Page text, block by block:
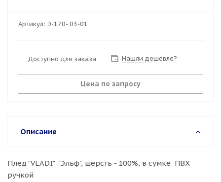
Артикул: Э-170- 03-01
Доступно для заказа Нашли дешевле?
Цена по запросу
Описание
Плед "VLADI" "Эльф", шерсть - 100%, в сумке ПВХ
ручкой